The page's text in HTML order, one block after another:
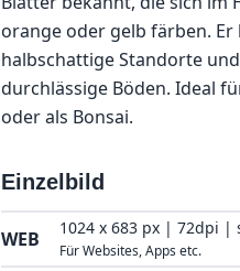
orange oder gelb färben.
halbschattige Standorte
durchlässige Böden. Ideal
oder als Bonsai.
Einzelbild
WEB 1024 x 683 px | 72dpi |
Für Websites, Apps etc.